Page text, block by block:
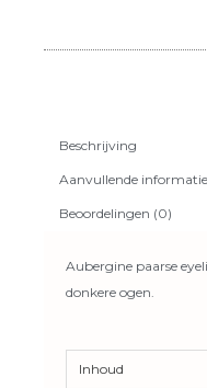
Beschrijving
Aanvullende informatie
Beoordelingen (0)
Aubergine paarse
donkere ogen.
Inhoud